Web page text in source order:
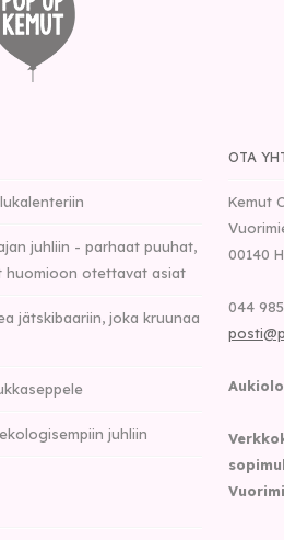
juhliin - parhaat puuhat,
huomioon otettavat asiat
jätskibaariin, joka kruunaa
juhliin
OTA
Kemut
00140
044